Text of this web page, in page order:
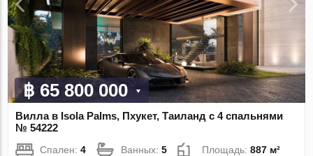
฿ 65 800 000
Вилла в Isola Palms, Пхукет, Таиланд с 4 спальнями
№ 54222
Спален:4 Ванных:5 Площадь:887 м²